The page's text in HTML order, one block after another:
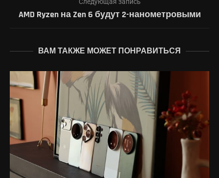
Следующая запись
AMD Ryzen на Zen 6 будут 2-нанометровыми
ВАМ ТАКЖЕ МОЖЕТ ПОНРАВИТЬСЯ